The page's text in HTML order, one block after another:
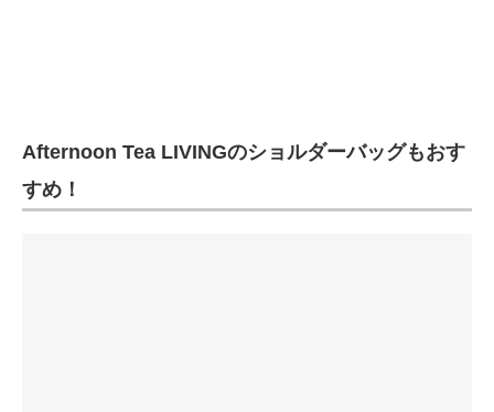
Afternoon Tea LIVINGのショルダーバッグもおす
すめ！